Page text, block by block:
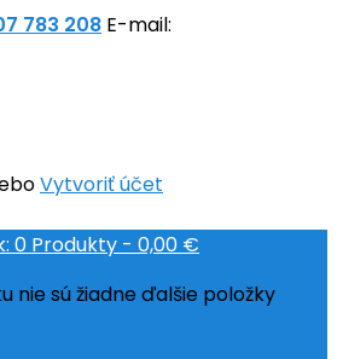
783 208 E-mail:
Vytvoriť účet
0 Produkty - 0,00 €
nie sú žiadne ďalšie položky